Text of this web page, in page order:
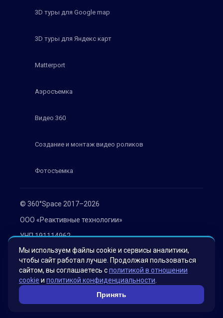
© 360°Space 2017–2026
ООО «Реактивные технологии»
УНП 191114962
г. Минск, ул. Мележа 1, офис 402
Политика конфиденциальности
Согласие на обработку персональных данных
3D туры для Google map
3D туры для Яндекс карт
Matterport
Аэросъемка
Видео 360
Создание и монтаж видео роликов
Фотосъемка
Мы используем файлы cookie и сервисы аналитики,
чтобы сайт работал лучше. Продолжая пользоваться
сайтом, вы соглашаетесь сполитикой в отношении
cookie и политикой конфиденциальности
Принять